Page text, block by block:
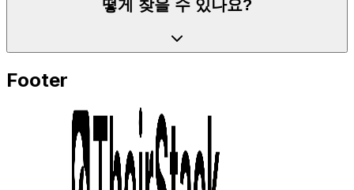
떻게 찾을 수 있나요?
Footer